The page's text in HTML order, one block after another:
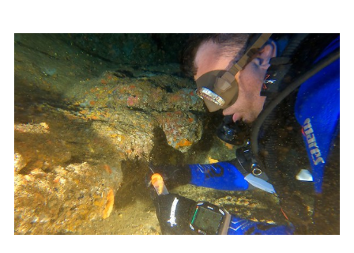
notizie
Progetto
PNRR
DigitAP
Monitoraggio
SNB2030